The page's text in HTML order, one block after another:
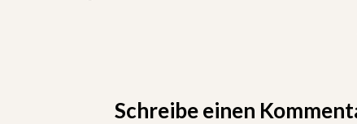
Schreibe einen